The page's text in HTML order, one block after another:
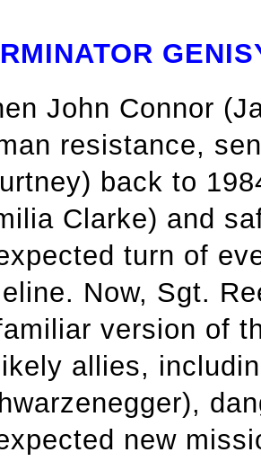
John Connor
resistance,
back to
Clarke) and
turn of
Now, Sgt.
version of
allies,
new